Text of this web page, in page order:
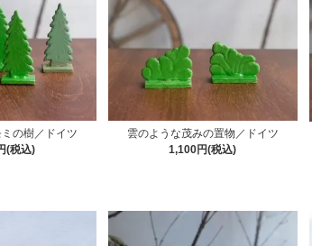
の樹／ドイツ
(税込)
雲のような茂みの置物／ドイツ
1,100円(税込)